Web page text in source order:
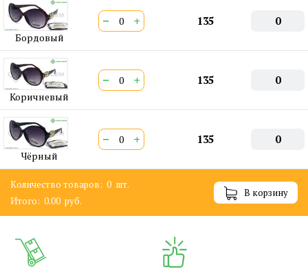
Бордовый
− + 135 0
Коричневый
− + 135 0
Чёрный
− + 135 0
Количество товаров: 0 шт.
Итого: 0.00 руб.
В корзину